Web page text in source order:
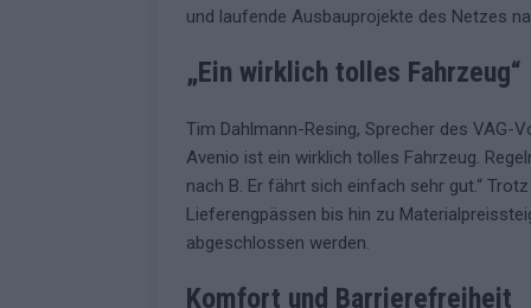
und laufende Ausbauprojekte des Netzes
„Ein wirklich tolles Fahrzeug“
Tim Dahlmann-Resing, Sprecher des VAG-
Avenio ist ein wirklich tolles Fahrzeug.
nach B. Er fährt sich einfach sehr gut.“
Lieferengpässen bis hin zu
abgeschlossen werden.
Komfort und Barrierefreiheit